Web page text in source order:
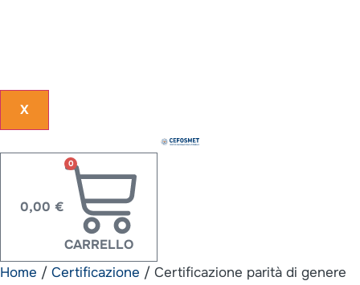
X
0,00 €
0
CARRELLO
Home / Certificazione / Certificazione parità di genere